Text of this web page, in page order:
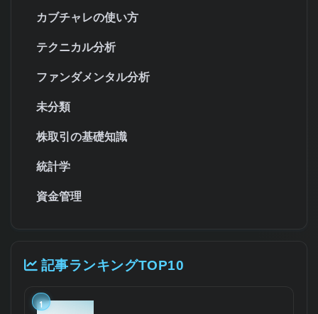
カブチャレの使い方
テクニカル分析
ファンダメンタル分析
未分類
株取引の基礎知識
統計学
資金管理
記事ランキングTOP10
1